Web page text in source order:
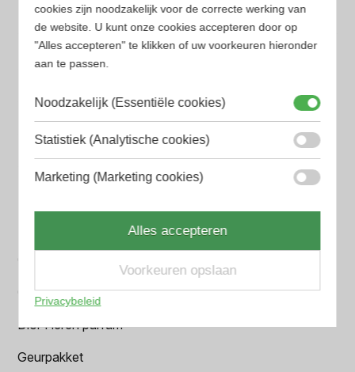
Populaire herengeuren
Amouage Heren parfum
Aramis Heren parfum
Azzaro Heren parfum
BVLGARI Heren parfum
Creed heren parfum
Dior Heren parfum
Geurpakket
cookies zijn noodzakelijk voor de correcte werking van
de website. U kunt onze cookies accepteren door op
"Alles accepteren" te klikken of uw voorkeuren hieronder
aan te passen.
Noodzakelijk (Essentiële cookies)
Statistiek (Analytische cookies)
Marketing (Marketing cookies)
Alles accepteren
Voorkeuren opslaan
Privacybeleid